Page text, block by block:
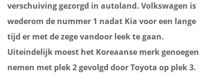
verschuiving gezorgd in autoland. Volkswagen is
wederom de nummer 1 nadat Kia voor een lange
tijd er met de zege vandoor leek te gaan.
Uiteindelijk moest het Koreaanse merk genoegen
nemen met plek 2 gevolgd door Toyota op plek 3.